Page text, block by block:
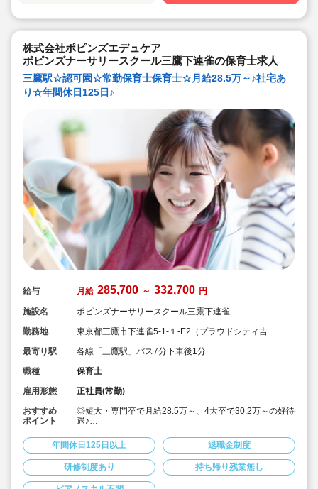
◆仕事もプライベートも両立出来ます。
◆ピアノが弾けなくてOKです。（得意分野を活かして頂
く方針です）
◆保育以外の業務量が不安な方も安心です。（ICTシステ
ム導入で業務効率化が図れています）
◆保育経験がない、ブランクがある方も安心です。（先
輩社員が徹底サポートします）
◆ベネフィットステーション（飲食店,宿泊・レジャー施
◆職員同士の協力を大切にしています！保育経験がな
い、ブランクが有る方もOK（先輩スタッフがサポートし
株式会社ポピンズエデュケア
ポピンズナーサリースクール三鷹下連雀の保育士求人
三鷹駅☆認可園☆常勤保育士保育士☆月給28.5万～♪社宅あ
り☆年間休日125日♪
給与 月給 285,700 ～ 332,700 円
施設名
ポピンズナーサリースクール三鷹下連雀
勤務地
東京都三鷹市下連雀5-1‐１‐E2（プラウドシティ吉祥
最寄り駅
各線「三鷹駅」バス7分下車後1分
職種
保育士
雇用形態
正社員(常勤)
おすすめ
ポイント
◎短大・専門卒で月給28.5万～、4大卒で30.2万～の好待
遇♪
のお子様の個性を伸ばすことを大切にされております。
◎週休2日制、年間休日125日とプライベートとも両立し
やすい♪
◎宿舎借上げ制度利用あります。
（社宅は火災保険料と引っ越し代以外はすべて法人様が
年間休日125日以上 退職金制度
研修制度あり 持ち帰り残業無し